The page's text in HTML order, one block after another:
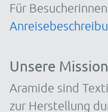
Für
Unsere Mission
Aramide sind
zur Herstellung